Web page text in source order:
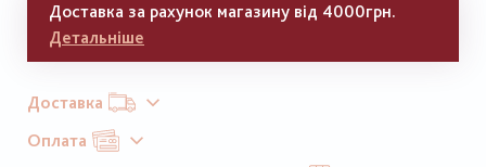
Доставка за рахунок магазину від 4000грн.
Детальніше
Доставка
Оплата